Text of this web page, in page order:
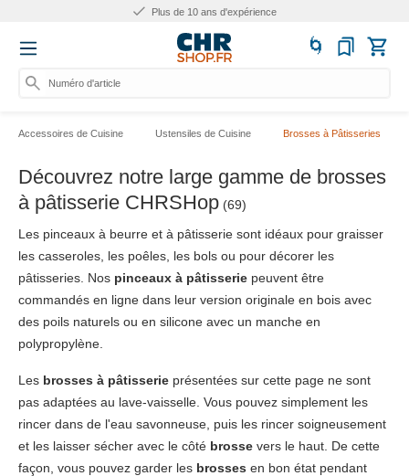
Plus de 10 ans d'expérience
Numéro d'article, catégo
Accessoires de Cuisine Ustensiles de Cuisine Brosses à Pâtisseries
Découvrez notre large gamme de brosses
à pâtisserie CHRSHop (69)
Les pinceaux à beurre et à pâtisserie sont idéaux pour graisser
les casseroles, les poêles, les bols ou pour décorer les
pâtisseries. Nos pinceaux à pâtisserie peuvent être
commandés en ligne dans leur version originale en bois avec
des poils naturels ou en silicone avec un manche en
polypropylène.
Les brosses à pâtisserie présentées sur cette page ne sont
pas adaptées au lave-vaisselle. Vous pouvez simplement les
rincer dans de l'eau savonneuse, puis les rincer soigneusement
et les laisser sécher avec le côté brosse vers le haut. De cette
façon, vous pouvez garder les brosses en bon état pendant